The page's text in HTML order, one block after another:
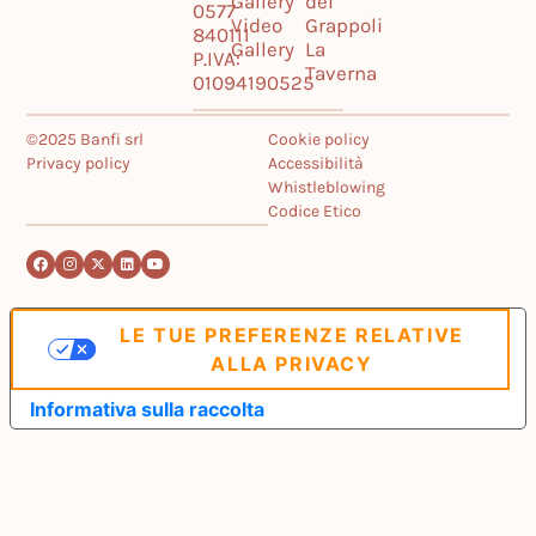
0577
840111
P.IVA:
01094190525
Video
Gallery
Grappoli
La
Taverna
©2025 Banfi srl
Privacy policy
Cookie policy
Accessibilità
Whistleblowing
Codice Etico
Informativa sulla raccolta
LE TUE PREFERENZE RELATIVE
ALLA PRIVACY